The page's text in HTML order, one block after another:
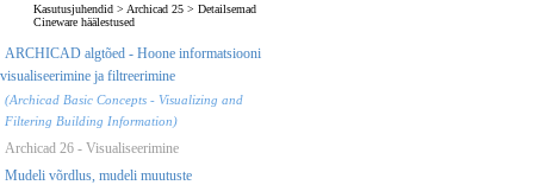
Kasutusjuhendid > Archicad 25 > Detailsemad
Cineware häälestused
ARCHICAD algtõed - Hoone informatsiooni
visualiseerimine ja filtreerimine
(Archicad Basic Concepts - Visualizing and
Filtering Building Information)
Archicad 26 - Visualiseerimine
Mudeli võrdlus, mudeli muutuste